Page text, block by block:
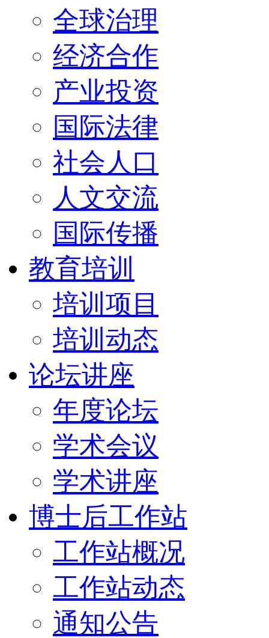
全球治理
经济合作
产业投资
国际法律
社会人口
人文交流
国际传播
教育培训
培训项目
培训动态
论坛讲座
年度论坛
学术会议
学术讲座
博士后工作站
工作站概况
工作站动态
通知公告